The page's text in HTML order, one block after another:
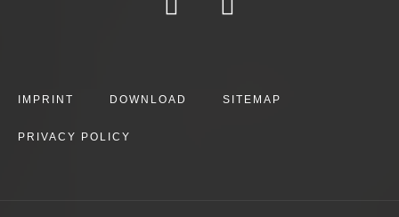
IMPRINT DOWNLOAD SITEMAP
PRIVACY POLICY